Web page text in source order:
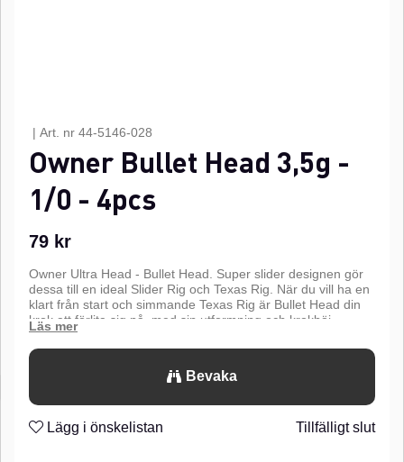
| Art. nr 44-5146-028
Owner Bullet Head 3,5g -
1/0 - 4pcs
79 kr
Owner Ultra Head - Bullet Head. Super slider designen gör
dessa till en ideal Slider Rig och Texas Rig. När du vill ha en
klart från start och simmande Texas Rig är Bullet Head din
krok att förlita sig på, med sin utformning och krokböj
tillsammans med vinkeln på krokspetsen, placeras ditt
gummibete perfekt. Lätt wire 1/0 krok med 90° vinklad axel,
Super Needle Point
n
Matte black finish
Bevaka
Lägg i önskelistan Tillfälligt slut